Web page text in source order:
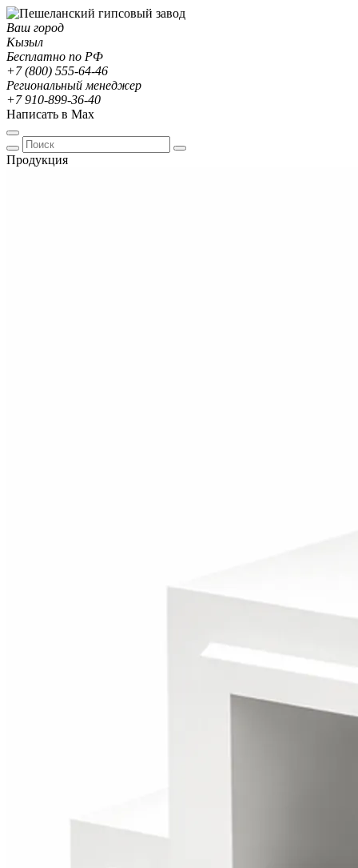
Ваш город
Кызыл
Бесплатно по РФ
+7 (800) 555-64-46
Региональный менеджер
+7 910-899-36-40
Написать в Max
Продукция